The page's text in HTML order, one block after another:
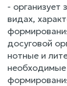
- организует
видах,
досуговой
нотные и
необходимые